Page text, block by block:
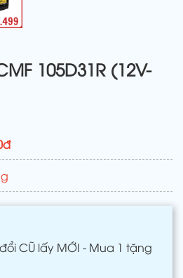
105D31R (12V-
CŨ lấy MỚI - Mua 1 tặng